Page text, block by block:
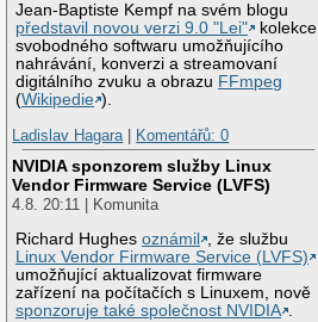
Jean-Baptiste Kempf na svém blogu
představil novou verzi 9.0 "Lei"
kolekce
svobodného softwaru umožňujícího
nahrávání, konverzi a streamovaní
digitálního zvuku a obrazu FFmpeg
(Wikipedie ).
Ladislav Hagara
Komentářů: 0
NVIDIA sponzorem služby Linux
Vendor Firmware Service (LVFS)
4.8. 20:11 | Komunita
Richard Hughesoznámil
, že službu
Linux Vendor Firmware Service (LVFS)
umožňující aktualizovat firmware
zařízení na počítačích s Linuxem, nově
sponzoruje také společnost NVIDIA .